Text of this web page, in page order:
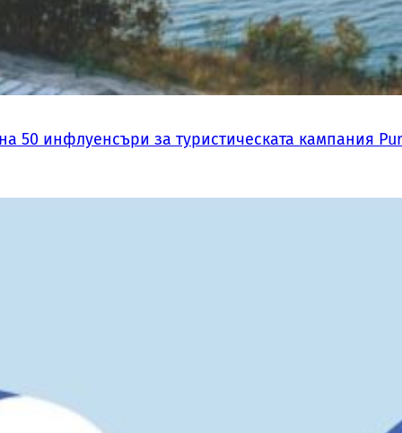
50 инфлуенсъри за туристическата кампания